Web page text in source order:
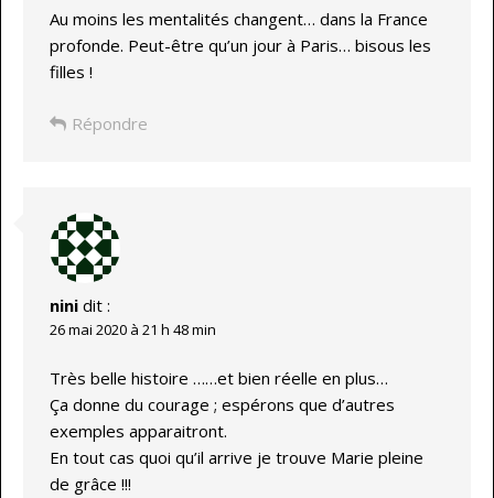
Au moins les mentalités changent… dans la France
profonde. Peut-être qu’un jour à Paris… bisous les
filles !
Répondre
nini dit :
26 mai 2020 à 21 h 48 min
Très belle histoire ……et bien réelle en plus…
Ça donne du courage ; espérons que d’autres
exemples apparaitront.
En tout cas quoi qu’il arrive je trouve Marie pleine
de grâce !!!